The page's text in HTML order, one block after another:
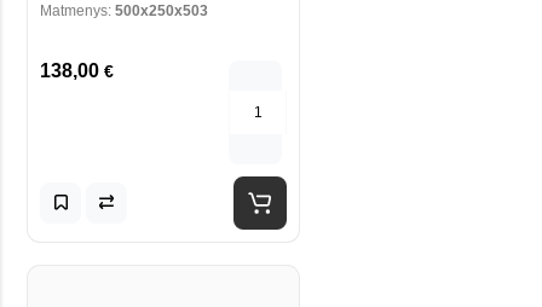
Matmenys: 500x250x503
138,00 €